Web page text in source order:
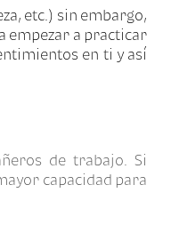
etc.) sin embargo,
empezar a practicar
en ti y así
de trabajo. Si
capacidad para